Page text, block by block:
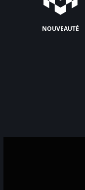
nouveauté